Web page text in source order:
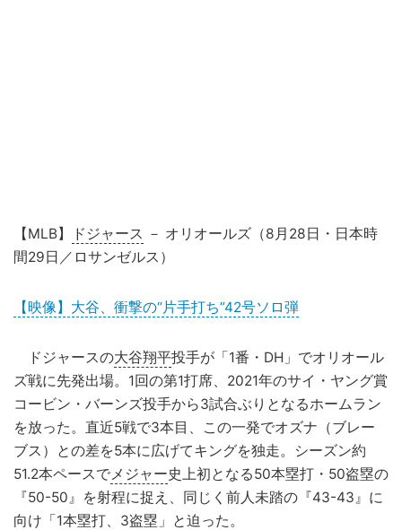
【MLB】 ドジャース － オリオールズ（8月28日・日本時
間29日／ロサンゼルス）
【映像】大谷、衝撃の“片手打ち”42号ソロ弾
ドジャースの大谷翔平投手が「1番・DH」でオリオール
ズ戦に先発出場。1回の第1打席、2021年のサイ・ヤング賞
コービン・バーンズ投手から3試合ぶりとなるホームラン
を放った。直近5戦で3本目、この一発でオズナ（ブレー
ブス）との差を5本に広げてキングを独走。シーズン約
51.2本ペースで メジャー史上初となる50本塁打・50盗塁の
『50-50』を射程に捉え、同じく前人未踏の『43-43』に
向け「1本塁打、3盗塁」と迫った。